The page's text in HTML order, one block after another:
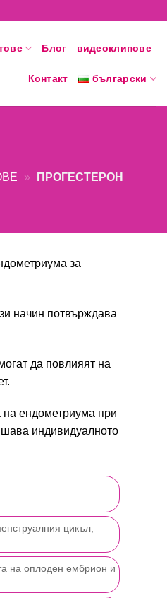
Блог видеоклипове
Контакт български
» ПРОГЕСТЕРОН
за
начин потвърждава
да повлияят на
на ендометриума при
индивидуалното
цикъл,
на оплоден ембрион и